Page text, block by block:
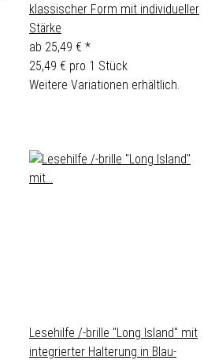
klassischer Form mit individueller
Stärke
ab 25,49 € *
25,49 € pro 1 Stück
Weitere Variationen erhältlich.
Lesehilfe /-brille "Long Island" mit
integrierter Halterung in Blau-